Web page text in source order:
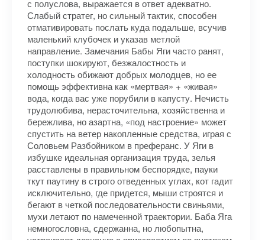
с полуслова, выражается в ответ адекватно.
Слабый стратег, но сильный тактик, способен
отмативировать послать куда подальше, всучив
маленький клубочек и указав метлой
направление. Замечания Бабы Яги часто ранят,
поступки шокируют, безжалостность и
холодность обижают добрых молодцев, но ее
помощь эффективна как «мертвая» + «живая»
вода, когда вас уже порубили в капусту. Нечисть
трудолюбива, нерасточительна, хозяйственна и
бережлива, но азартна, «под настроение» может
спустить на ветер накопленные средства, играя с
Соловьем Разбойником в преферанс. У Яги в
избушке идеальная организация труда, зелья
расставлены в правильном беспорядке, пауки
ткут паутину в строго отведенных углах, кот гадит
исключительно, где придется, мыши строятся и
бегают в четкой последовательности свиньями,
мухи летают по намеченной траектории. Баба Яга
немногословна, сдержанна, но любопытна,